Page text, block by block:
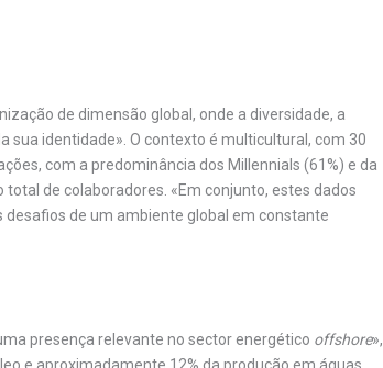
de dimensão global, onde a diversidade, a
sua identidade». O contexto é multicultural, com 30
com a predominância dos Millennials (61%) e da
de colaboradores. «Em conjunto, estes dados
de um ambiente global em constante
presença relevante no sector energético offshore»,